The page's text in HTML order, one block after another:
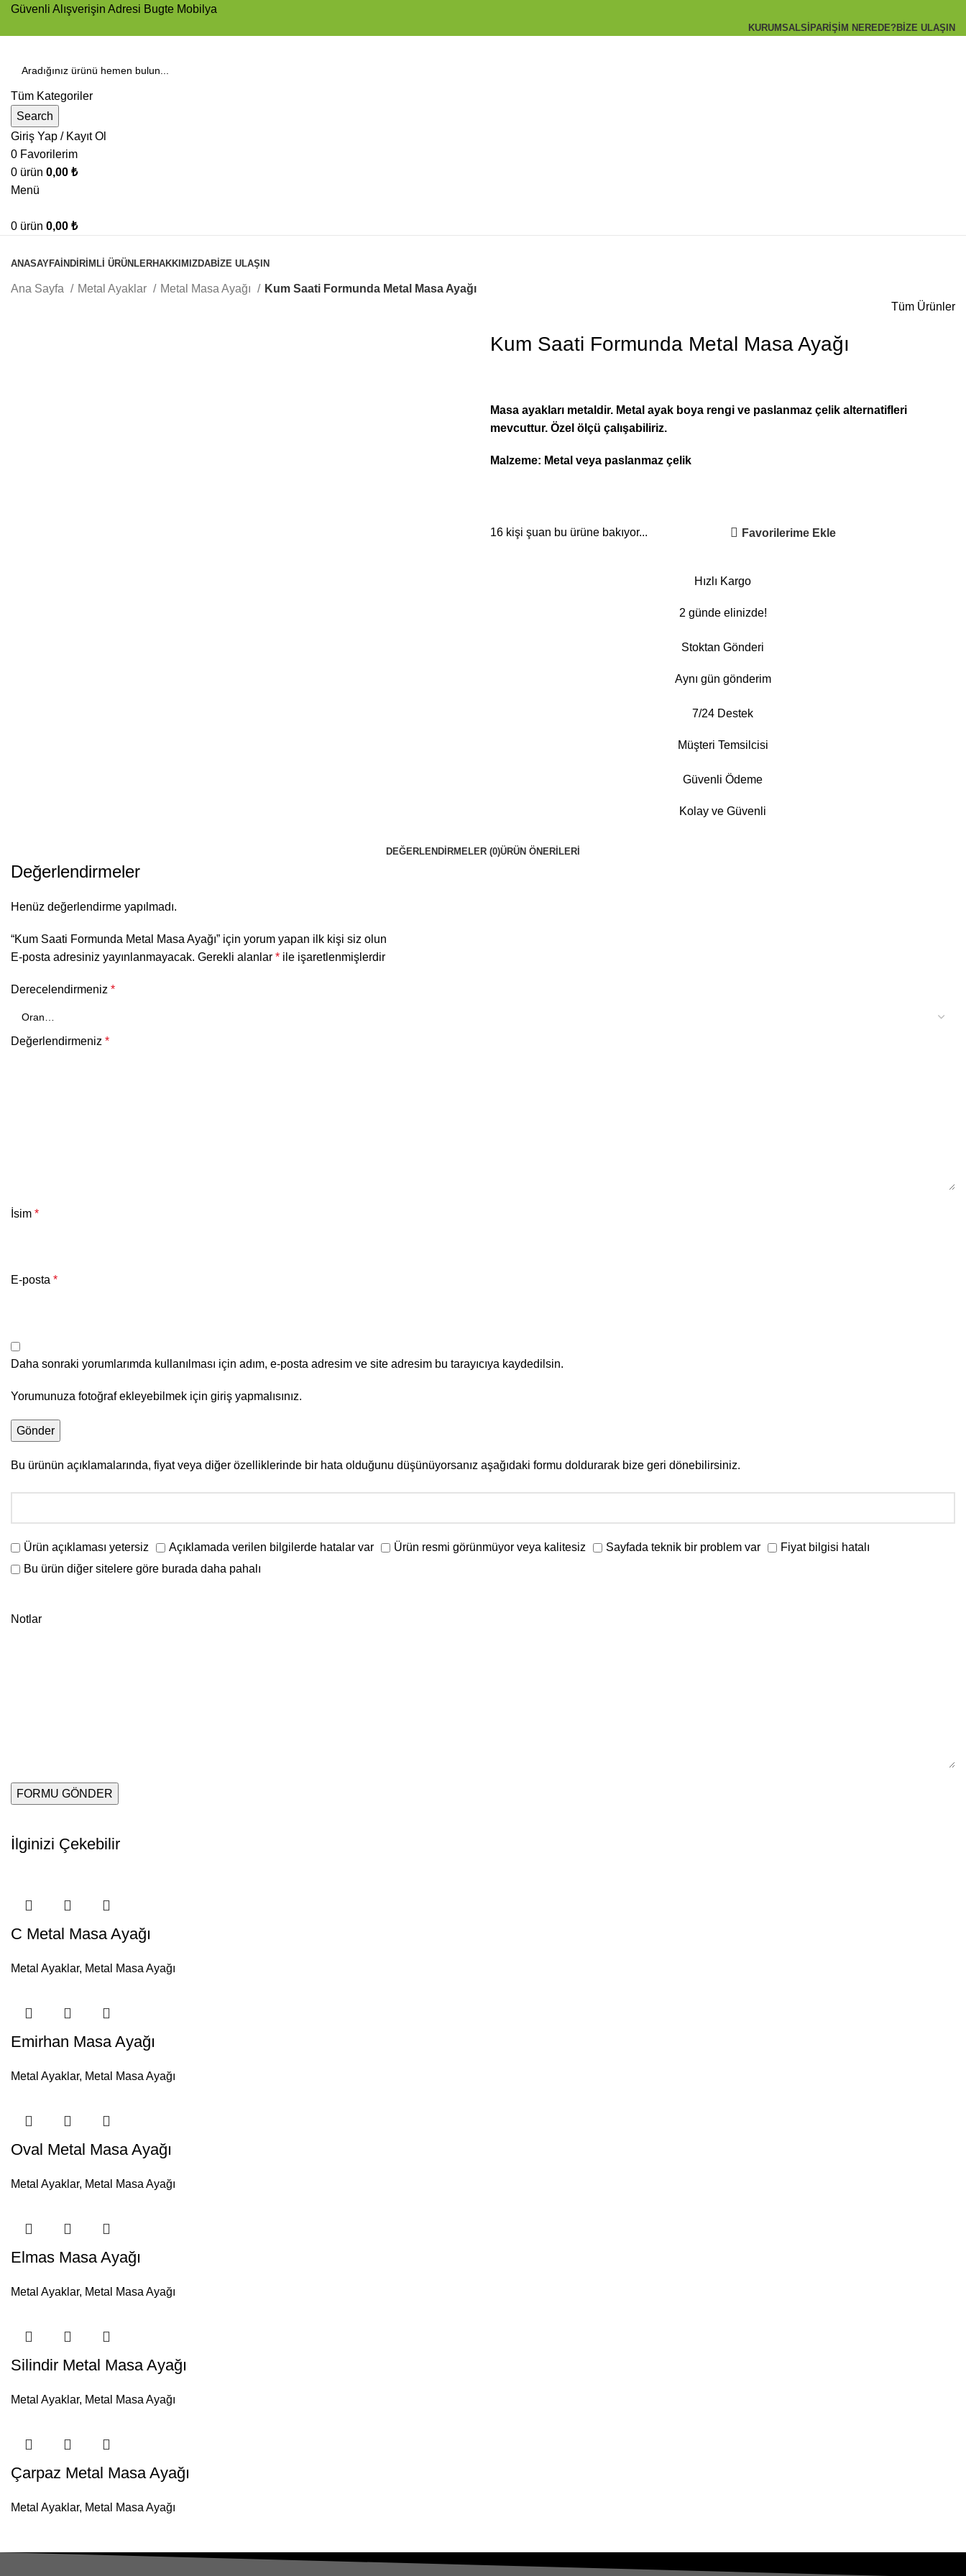
Güvenli Alışverişin Adresi Bugte Mobilya
KURUMSALSIPARIŞIM NEREDE? BIZE ULAŞIN
Tüm Kategoriler
Search
Giriş Yap / Kayıt Ol
0 Favorilerim
0 ürün 0,00 ₺
Menü
0 ürün 0,00 ₺
ANASAYFA İNDIRIMLI ÜRÜNLERHAKKIMIZDABIZE ULAŞIN
Ana Sayfa Metal Ayaklar Metal Masa Ayağı
Kum Saati Formunda Metal Masa Ayağı
Tüm Ürünler
Kum Saati Formunda Metal Masa Ayağı
Masa ayakları metaldir. Metal ayak boya rengi ve paslanmaz çelik alternatifleri
mevcuttur. Özel ölçü çalışabiliriz.
Malzeme: Metal veya paslanmaz çelik
16 kişi şuan bu ürüne bakıyor... Favorilerime Ekle
Hızlı Kargo
2 günde elinizde!
Stoktan Gönderi
Aynı gün gönderim
7/24 Destek
Müşteri Temsilcisi
Güvenli Ödeme
Kolay ve Güvenli
DEĞERLENDIRMELER (0)ÜRÜN ÖNERILERI
Değerlendirmeler
Henüz değerlendirme yapılmadı.
“Kum Saati Formunda Metal Masa Ayağı” için yorum yapan ilk kişi siz olun
E-posta adresiniz yayınlanmayacak. Gerekli alanlar * ile işaretlenmişlerdir
Derecelendirmeniz *
Değerlendirmeniz *
İsim *
E-posta *
Daha sonraki yorumlarımda kullanılması için adım, e-posta adresim ve site adresim bu tarayıcıya kaydedilsin.
Yorumunuza fotoğraf ekleyebilmek için giriş yapmalısınız.
Bu ürünün açıklamalarında, fiyat veya diğer özelliklerinde bir hata olduğunu düşünüyorsanız aşağıdaki formu doldurarak bize geri dönebilirsiniz.
Ürün açıklaması yetersiz Açıklamada verilen bilgilerde hatalar var Ürün resmi görünmüyor veya kalitesiz Sayfada teknik bir problem var
Fiyat bilgisi hatalı
Bu ürün diğer sitelere göre burada daha pahalı
Notlar
İlginizi Çekebilir
C Metal Masa Ayağı
Metal Ayaklar, Metal Masa Ayağı
Emirhan Masa Ayağı
Metal Ayaklar, Metal Masa Ayağı
Oval Metal Masa Ayağı
Metal Ayaklar, Metal Masa Ayağı
Elmas Masa Ayağı
Metal Ayaklar, Metal Masa Ayağı
Silindir Metal Masa Ayağı
Metal Ayaklar, Metal Masa Ayağı
Çarpaz Metal Masa Ayağı
Metal Ayaklar, Metal Masa Ayağı